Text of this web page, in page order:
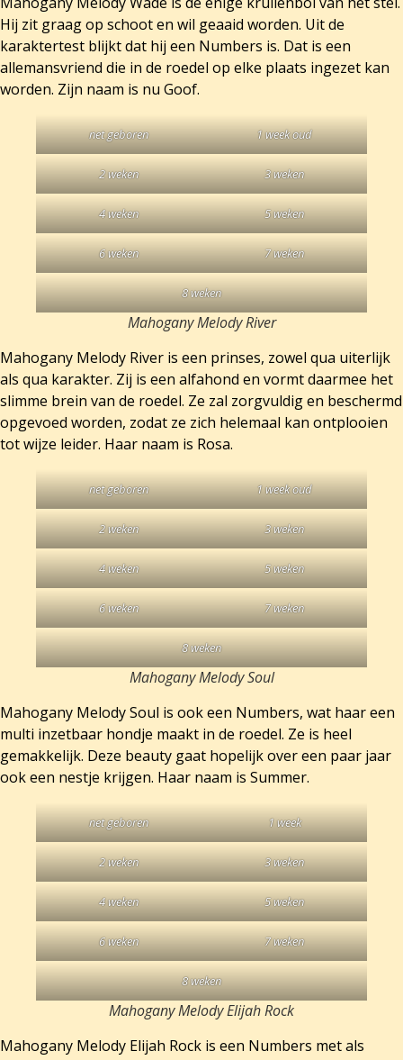
Hij zit graag op schoot en wil geaaid worden. Uit de
karaktertest blijkt dat hij een Numbers is. Dat is een
allemansvriend die in de roedel op elke plaats ingezet kan
worden. Zijn naam is nu Goof.
net geboren 1 week oud
2 weken 3 weken
4 weken 5 weken
6 weken 7 weken
8 weken
Mahogany Melody River
Mahogany Melody River is een prinses, zowel qua uiterlijk
als qua karakter. Zij is een alfahond en vormt daarmee het
slimme brein van de roedel. Ze zal zorgvuldig en beschermd
opgevoed worden, zodat ze zich helemaal kan ontplooien
tot wijze leider. Haar naam is Rosa.
net geboren 1 week oud
2 weken 3 weken
4 weken 5 weken
6 weken 7 weken
8 weken
Mahogany Melody Soul
Mahogany Melody Soul is ook een Numbers, wat haar een
multi inzetbaar hondje maakt in de roedel. Ze is heel
gemakkelijk. Deze beauty gaat hopelijk over een paar jaar
ook een nestje krijgen. Haar naam is Summer.
net geboren 1 week
2 weken 3 weken
4 weken 5 weken
6 weken 7 weken
8 weken
Mahogany Melody Elijah Rock
Mahogany Melody Elijah Rock is een Numbers met als